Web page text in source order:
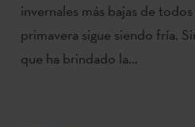
invernales más bajas de
primavera sigue siendo fría.
que ha brindado la...